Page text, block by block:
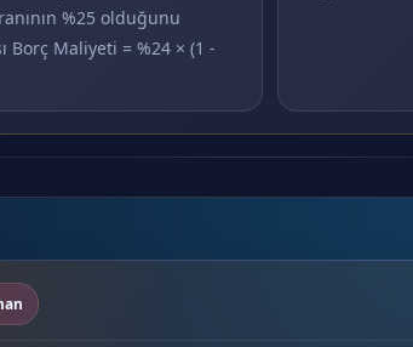
%25 olduğunu
Borç Maliyeti = %24 × (1 -